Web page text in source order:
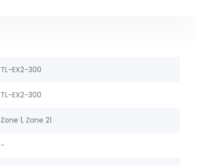
TL-EX2-300
TL-EX2-300
Zone 1, Zone 21
-